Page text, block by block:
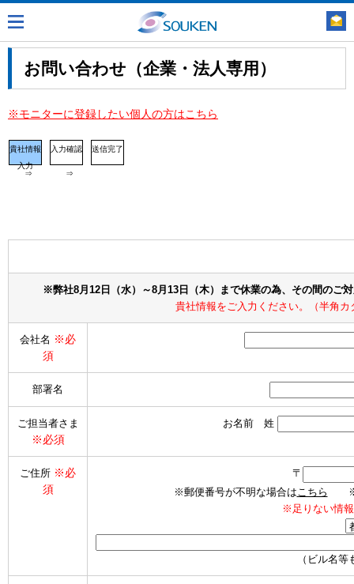
お問い合わせ（企業・法人専用）
※モニターに登録したい個人の方はこちら
貴社情報
入力
⇒
入力確認
⇒
送信完了
※弊社8月12日（水）～8月13日（木）まで休業の為、その間のご
貴社情報をご入力ください。（半角
会社名 ※必
須
部署名
ご担当者さま
※必須
お名前 姓
ご住所 ※必
須
〒
※郵便番号が不明な場合はこちら ※海
※足りない情
（ビル名